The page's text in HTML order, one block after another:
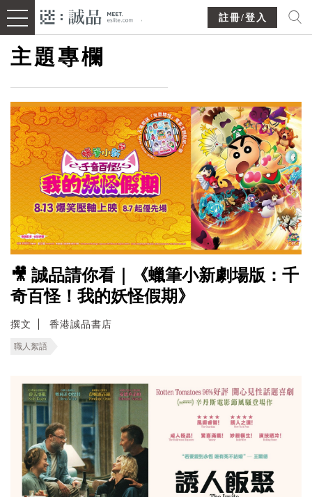
註冊/登入
主題專欄
🎥 誠品請你看｜《蠟筆小新劇場版：千
奇百怪！我的妖怪假期》
撰文 香港誠品書店
職人絮語